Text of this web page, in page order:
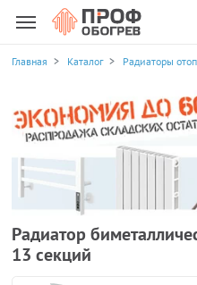
Главная Каталог Радиаторы
Радиатор
13 секций